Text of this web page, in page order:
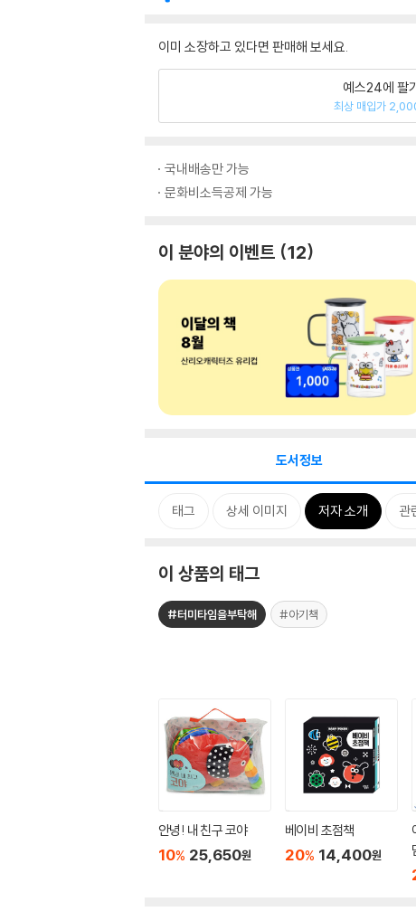
이미 소장하고 있다면 판매해 보세요.
예스24에 팔
최상 매입가
국내배송만 가능
문화비소득공제 가능
이 분야의 이벤트 12
도서정보
태그 상세 이미지 저자 소개 관
이 상품의 태그
#터미타임을부탁해 #아기책
안녕! 내 친구 코야
10% 25,650원
베이비 초점책
20% 14,400원